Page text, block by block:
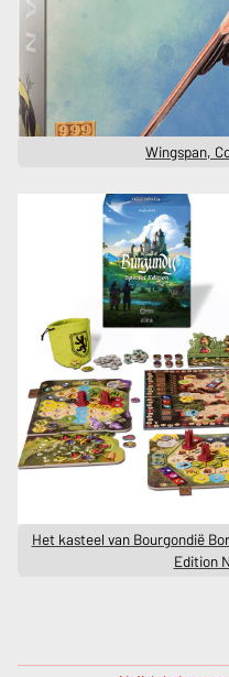
Wingspan,
Het kasteel van Bourgondië
Edition